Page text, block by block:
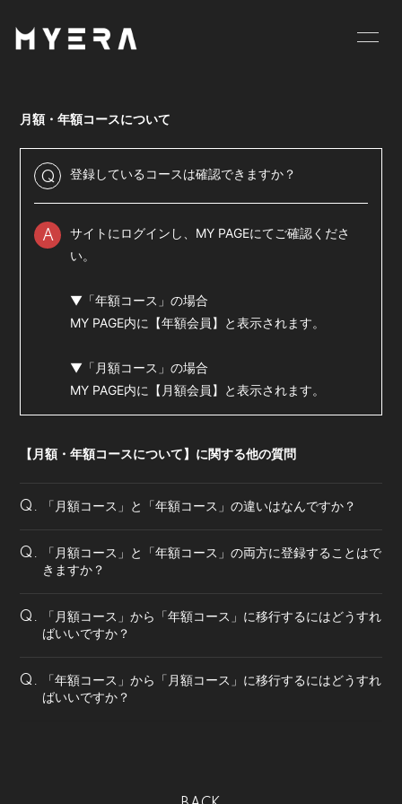
SCHEDULE
VIDEO DISCOGRAPHY
MOVIE
PHOTO
お仕事のご依頼等は
こちら
月額・年額コースについて
Q 登録しているコースは確認できますか？
A
サイトにログインし、MY PAGEにてご確認くださ
い。
▼「年額コース」の場合
MY PAGE内に【年額会員】と表示されます。
▼「月額コース」の場合
MY PAGE内に【月額会員】と表示されます。
【月額・年額コースについて】に関する他の質問
Q. 「月額コース」と「年額コース」の違いはなんですか？
Q.
「月額コース」と「年額コース」の両方に登録することはで
きますか？
Q.
「月額コース」から「年額コース」に移行するにはどうすれ
ばいいですか？
Q.
「年額コース」から「月額コース」に移行するにはどうすれ
ばいいですか？